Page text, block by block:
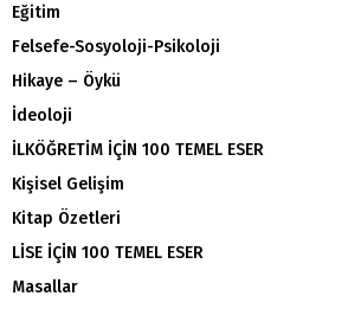
Eğitim
Felsefe-Sosyoloji-Psikoloji
Hikaye – Öykü
İdeoloji
İLKÖĞRETİM İÇİN 100 TEMEL ESER
Kişisel Gelişim
Kitap Özetleri
LİSE İÇİN 100 TEMEL ESER
Masallar